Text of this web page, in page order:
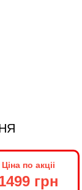
Ціна по акціі
грн